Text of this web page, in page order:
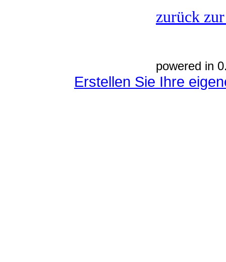
zurück
powered in
Erstellen Sie Ihre